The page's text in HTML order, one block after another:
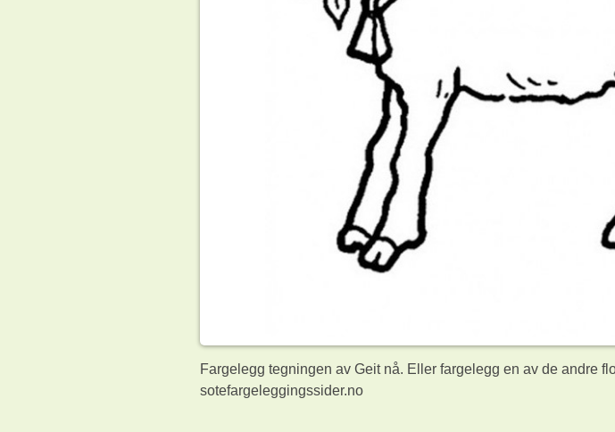
Fargelegg tegningen av Geit nå. Eller fargelegg en av de andre
sotefargeleggingssider.no